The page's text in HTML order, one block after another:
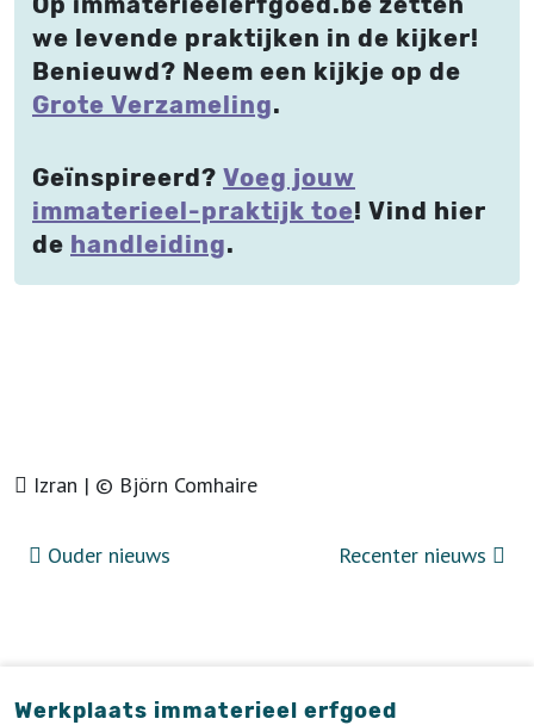
we levende praktijken in de kijker!
Benieuwd? Neem een kijkje op de
Grote Verzameling.
Geïnspireerd? Voeg jouw
immaterieel-praktijk toe! Vind hier
de handleiding.
Izran | © Björn Comhaire
Ouder nieuws Recenter nieuws
Werkplaats immaterieel erfgoed